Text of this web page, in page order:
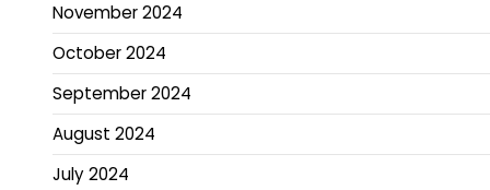
November 2024
October 2024
September 2024
August 2024
July 2024